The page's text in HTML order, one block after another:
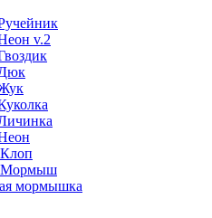
v.2
Мормыш
мормышка